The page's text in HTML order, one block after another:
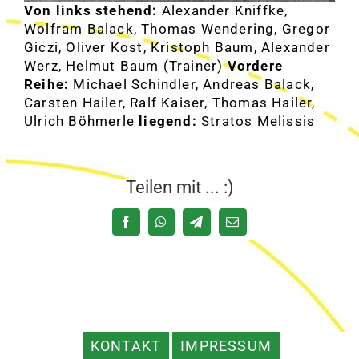
Von links stehend: Alexander Kniffke,
Wolfram Balack, Thomas Wendering, Gregor
Giczi, Oliver Kost, Kristoph Baum, Alexander
Werz, Helmut Baum (Trainer)Vordere
Reihe: Michael Schindler, Andreas Balack,
Carsten Hailer, Ralf Kaiser, Thomas Hailer,
Ulrich Böhmerle liegend: Stratos Melissis
Teilen mit ... :)
FacebookWhatsAppTelegram
E-
Mail
KONTAKT IMPRESSUM